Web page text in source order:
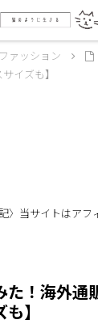
ァッション
イズも】
〉当サイトはア
た！海外通
】